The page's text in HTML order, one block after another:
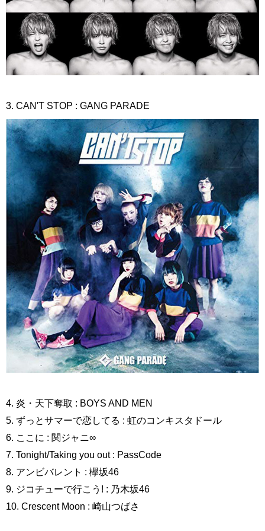
3. CAN'T STOP : GANG PARADE
4. 炎・天下奪取 : BOYS AND MEN
5. ずっとサマーで恋してる : 虹のコンキスタドール
6. ここに : 関ジャニ∞
7. Tonight/Taking you out : PassCode
8. アンビバレント : 欅坂46
9. ジコチューで行こう! : 乃木坂46
10. Crescent Moon : 崎山つばさ